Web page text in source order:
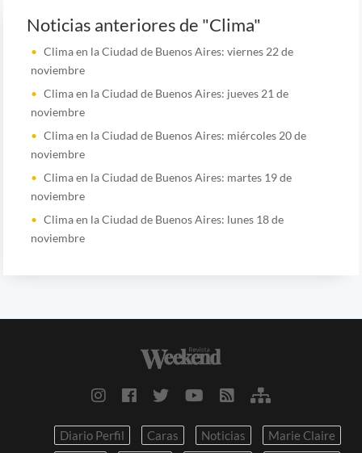
Noticias anteriores de "Clima"
Clima en la Ciudad de Buenos Aires: viernes 22 de
noviembre
Clima en la Ciudad de Buenos Aires: jueves 21 de
noviembre
Clima en la Ciudad de Buenos Aires: miércoles 20 de
noviembre
Clima en la Ciudad de Buenos Aires: martes 19 de
noviembre
Clima en la Ciudad de Buenos Aires: lunes 18 de
noviembre
Diario Perfil Caras Noticias
Marie Claire